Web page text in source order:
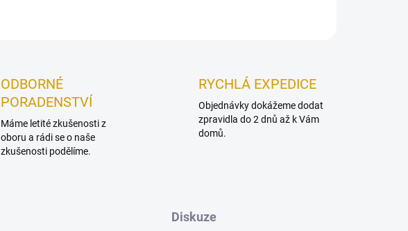
ODBORNÉ
PORADENSTVÍ
Máme letité zkušenosti z
oboru a rádi se o naše
zkušenosti podělíme.
RYCHLÁ EXPEDICE
Objednávky dokážeme dodat
zpravidla do 2 dnů až k Vám
domů.
Diskuze